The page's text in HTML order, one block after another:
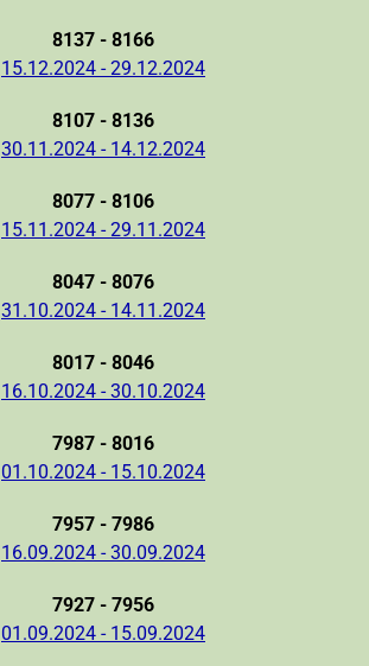
8137 - 8166
15.12.2024 - 29.12.2024
8107 - 8136
30.11.2024 - 14.12.2024
8077 - 8106
15.11.2024 - 29.11.2024
8047 - 8076
31.10.2024 - 14.11.2024
8017 - 8046
16.10.2024 - 30.10.2024
7987 - 8016
01.10.2024 - 15.10.2024
7957 - 7986
16.09.2024 - 30.09.2024
7927 - 7956
01.09.2024 - 15.09.2024